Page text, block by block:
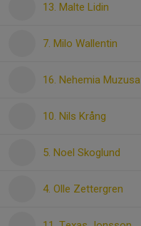
13. Malte Lidin
7. Milo Wallentin
16. Nehemia Muzusa
10. Nils Krång
5. Noel Skoglund
4. Olle Zettergren